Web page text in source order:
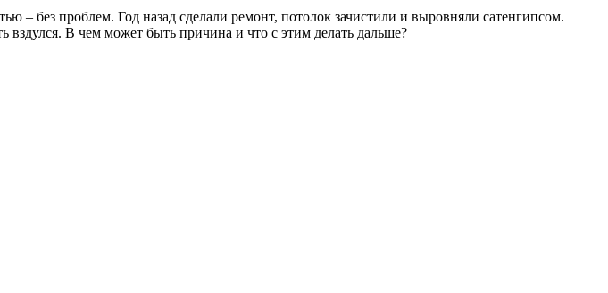
– без проблем. Год назад сделали ремонт, потолок зачистили и выровняли сатенгипсом.
вздулся. В чем может быть причина и что с этим делать дальше?